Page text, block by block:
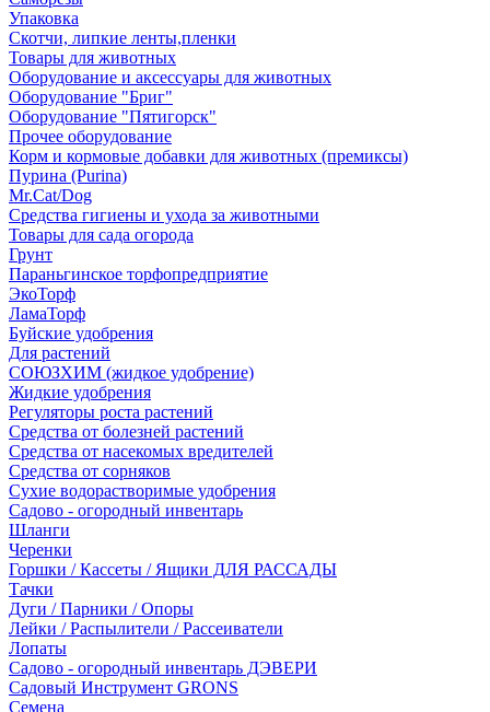
Упаковка
Скотчи, липкие ленты,пленки
Товары для животных
Оборудование и аксессуары для животных
Оборудование "Бриг"
Оборудование "Пятигорск"
Прочее оборудование
Корм и кормовые добавки для животных (премиксы)
Пурина (Purina)
Mr.Cat/Dog
Средства гигиены и ухода за животными
Товары для сада огорода
Грунт
Параньгинское торфопредприятие
ЭкоТорф
ЛамаТорф
Буйские удобрения
Для растений
СОЮЗХИМ (жидкое удобрение)
Жидкие удобрения
Регуляторы роста растений
Средства от болезней растений
Средства от насекомых вредителей
Средства от сорняков
Сухие водорастворимые удобрения
Садово - огородный инвентарь
Шланги
Черенки
Горшки / Кассеты / Ящики ДЛЯ РАССАДЫ
Тачки
Дуги / Парники / Опоры
Лейки / Распылители / Рассеиватели
Лопаты
Садово - огородный инвентарь ДЭВЕРИ
Садовый Инструмент GRONS
Семена